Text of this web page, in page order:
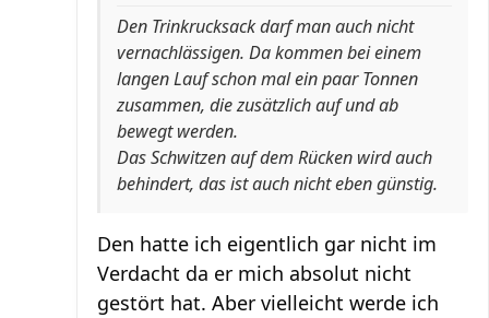
Den Trinkrucksack darf man auch nicht
vernachlässigen. Da kommen bei einem
langen Lauf schon mal ein paar Tonnen
zusammen, die zusätzlich auf und ab
bewegt werden.
Das Schwitzen auf dem Rücken wird auch
behindert, das ist auch nicht eben günstig.
Den hatte ich eigentlich gar nicht im
Verdacht da er mich absolut nicht
gestört hat. Aber vielleicht werde ich